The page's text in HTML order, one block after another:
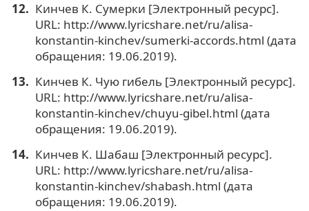
Кинчев К. Сумерки [Электронный ресурс].
URL: http://www.lyricshare.net/ru/alisa-
konstantin-kinchev/sumerki-accords.html (дата
обращения: 19.06.2019).
Кинчев К. Чую гибель [Электронный ресурс].
URL: http://www.lyricshare.net/ru/alisa-
konstantin-kinchev/chuyu-gibel.html (дата
обращения: 19.06.2019).
Кинчев К. Шабаш [Электронный ресурс].
URL: http://www.lyricshare.net/ru/alisa-
konstantin-kinchev/shabash.html (дата
обращения: 19.06.2019).